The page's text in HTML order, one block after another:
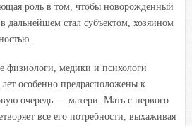
роль в том, чтобы новорожденный
дальнейшем стал субъектом, хозяином
физиологи, медики и психологи
особенно предрасположены к
очередь — матери. Мать с первого
все его потребности, выхаживая